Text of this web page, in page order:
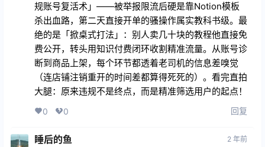
规账号复活术」——被举报限流后硬是靠Notion模板
杀出血路，第二天直接开单的骚操作属实教科书级。最
绝的是「掀桌式打法」：别人卖几十块的教程他直接免
费公开，转头用知识付费闭环收割精准流量。从账号诊
断到商品上架，每个环节都透着老司机的信息差嗅觉
（连店铺注销重开的时间差都算得死死的）。看完直拍
大腿：原来违规不是终点，而是精准筛选用户的起点！
0 0 回复
睡后的鱼 2 年前